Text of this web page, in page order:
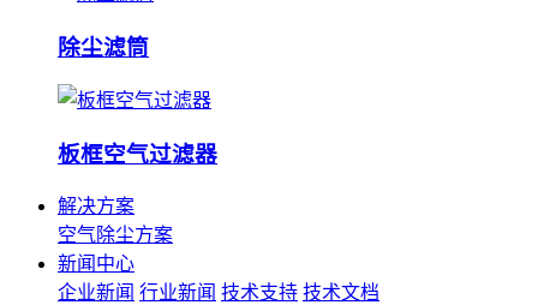
除尘滤筒
板框空气过滤器
解决方案
空气除尘方案
新闻中心
企业新闻 行业新闻 技术支持 技术文档